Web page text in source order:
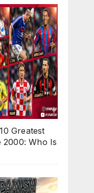
Greatest
2000: Who Is